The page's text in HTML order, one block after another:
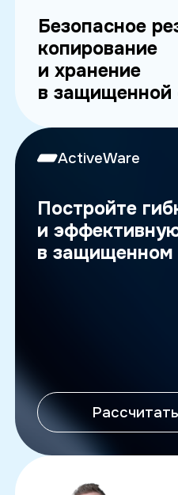
Безопасное
копирование
и хранение
в защищенной
ActiveWare
Постройте
и
в защищенном